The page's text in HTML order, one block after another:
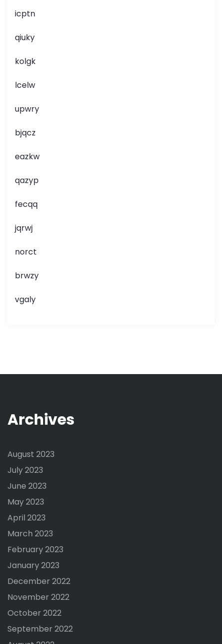
icptn
qiuky
kolgk
lcelw
upwry
bjqcz
eazkw
qazyp
fecqq
jqrwj
norct
brwzy
vgaly
Archives
August 2023
July 2023
June 2023
May 2023
April 2023
March 2023
February 2023
January 2023
December 2022
November 2022
October 2022
September 2022